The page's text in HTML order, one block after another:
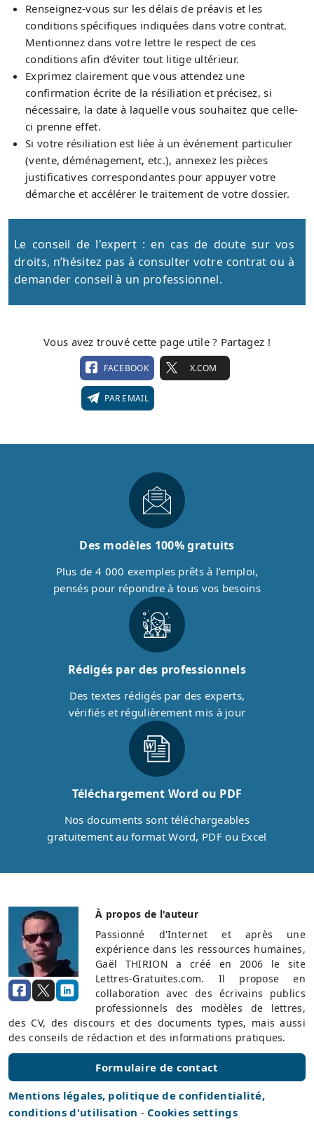
Renseignez-vous sur les délais de préavis et les
conditions spécifiques indiquées dans votre contrat.
Mentionnez dans votre lettre le respect de ces
conditions afin d’éviter tout litige ultérieur.
Exprimez clairement que vous attendez une
confirmation écrite de la résiliation et précisez, si
nécessaire, la date à laquelle vous souhaitez que celle-
ci prenne effet.
Si votre résiliation est liée à un événement particulier
(vente, déménagement, etc.), annexez les pièces
justificatives correspondantes pour appuyer votre
démarche et accélérer le traitement de votre dossier.
Le conseil de l'expert : en cas de doute sur vos
droits, n’hésitez pas à consulter votre contrat ou à
demander conseil à un professionnel.
Vous avez trouvé cette page utile ? Partagez !
FACEBOOK X.COM
PAR EMAIL
Des modèles 100% gratuits
Plus de 4 000 exemples prêts à l’emploi,
pensés pour répondre à tous vos besoins
Rédigés par des professionnels
Des textes rédigés par des experts,
vérifiés et régulièrement mis à jour
Téléchargement Word ou PDF
Nos documents sont téléchargeables
gratuitement au format Word, PDF ou Excel
À propos de l'auteur
Passionné d'Internet et après une
expérience dans les ressources humaines,
Gaël THIRION a créé en 2006 le site
Lettres-Gratuites.com. Il propose en
collaboration avec des écrivains publics
professionnels des modèles de lettres,
des CV, des discours et des documents types, mais aussi
des conseils de rédaction et des informations pratiques.
Formulaire de contact
Mentions légales, politique de confidentialité,
conditions d'utilisation - Cookies settings